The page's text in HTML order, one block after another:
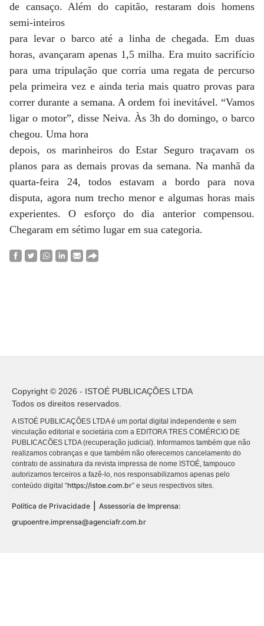
de cansaço. Além do capitão, restaram dois homens
semi-inteiros
para levar o barco até a linha de chegada. Em duas
horas, avançaram apenas 1,5 milha. Era muito sacrifício
para uma tripulação que corria uma regata de percurso
pela primeira vez e ainda teria mais quatro provas para
correr durante a semana. A ordem foi inevitável. “Vamos
ligar o motor”, disse Neiva. Às 3h do domingo, o barco
chegou. Uma hora
depois, os marinheiros do Estar Seguro traçavam os
planos para as demais provas da semana. Na manhã da
quarta-feira 24, todos estavam a bordo para nova
disputa, agora num trecho menor e algumas horas mais
experientes. O esforço do dia anterior compensou.
Chegaram em sétimo lugar em sua categoria.
Copyright © 2026 - ISTOÉ PUBLICAÇÕES LTDA
Todos os direitos reservados.
A ISTOÉ PUBLICAÇÕES LTDA é um portal digital independente e sem
vinculação editorial e societária com a EDITORA TRES COMÉRCIO DE
PUBLICACÕES LTDA (recuperação judicial). Informamos também que não
realizamos cobranças e que também não oferecemos cancelamento do
contrato de assinatura da revista impressa de nome ISTOÉ, tampouco
autorizamos terceiros a fazê-lo, nos responsabilizamos apenas pelo
conteúdo digital “https://istoe.com.br” e seus respectivos sites.
Política de Privacidade
Assessoria de Imprensa:
grupoentre.imprensa@agenciafr.com.br